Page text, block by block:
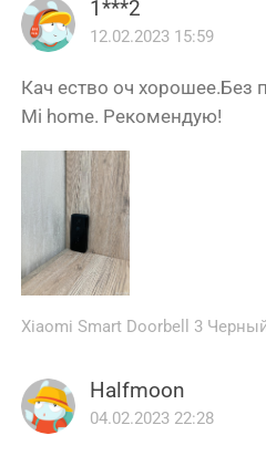
1***2
12.02.2023 15:59
Кач ество оч хорошее.Без
Mi home. Рекомендую!
Xiaomi Smart Doorbell 3
Halfmoon
04.02.2023 22:28